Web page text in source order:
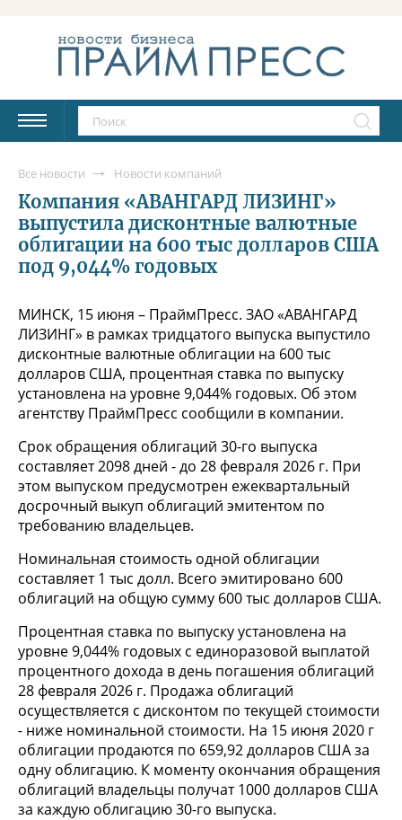
Все новости Новости компаний
Компания «АВАНГАРД ЛИЗИНГ»
выпустила дисконтные валютные
облигации на 600 тыс долларов США
под 9,044% годовых
МИНСК, 15 июня – ПраймПресс. ЗАО «АВАНГАРД
ЛИЗИНГ» в рамках тридцатого выпуска выпустило
дисконтные валютные облигации на 600 тыс
долларов США, процентная ставка по выпуску
установлена на уровне 9,044% годовых. Об этом
агентству ПраймПресс сообщили в компании.
Срок обращения облигаций 30-го выпуска
составляет 2098 дней - до 28 февраля 2026 г. При
этом выпуском предусмотрен ежеквартальный
досрочный выкуп облигаций эмитентом по
требованию владельцев.
Номинальная стоимость одной облигации
составляет 1 тыс долл. Всего эмитировано 600
облигаций на общую сумму 600 тыс долларов США.
Процентная ставка по выпуску установлена на
уровне 9,044% годовых с единоразовой выплатой
процентного дохода в день погашения облигаций
28 февраля 2026 г. Продажа облигаций
осуществляется с дисконтом по текущей стоимости
- ниже номинальной стоимости. На 15 июня 2020 г
облигации продаются по 659,92 долларов США за
одну облигацию. К моменту окончания обращения
облигаций владельцы получат 1000 долларов США
за каждую облигацию 30-го выпуска.